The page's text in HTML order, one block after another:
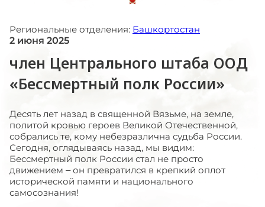
Региональные отделения: Башкортостан
2 июня 2025
член Центрального штаба ООД
«Бессмертный полк России»
Десять лет назад в священной Вязьме, на земле,
политой кровью героев Великой Отечественной,
собрались те, кому небезразлична судьба России.
Сегодня, оглядываясь назад, мы видим:
Бессмертный полк России стал не просто
движением – он превратился в крепкий оплот
исторической памяти и национального
самосознания!